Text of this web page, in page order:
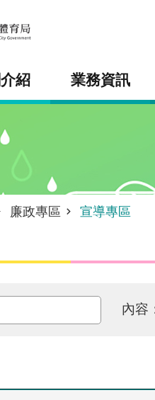
紹 業務資訊
廉政專區 宣導專區
內容